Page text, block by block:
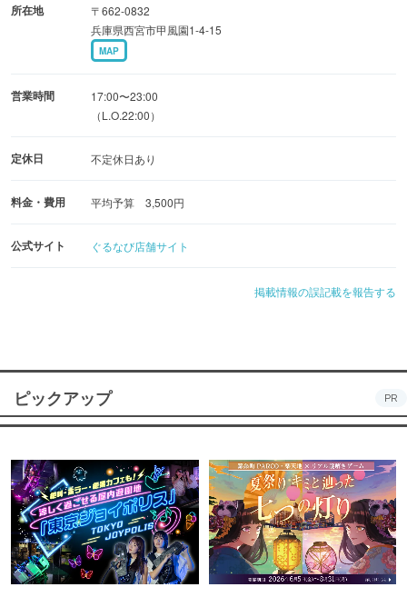
●鳥半宴会コース
鳥半の魅力を集めたフルコース！
［お料理のみ］［2時間飲み放題付き］など利用シーンに
合わせてお選びください。
しっとりとした雰囲気の隠れ家的な店。
選べる半個室、テーブル席、をご用意しております。
所在地
〒662-0832
兵庫県西宮市甲風園1-4-15
MAP
営業時間
17:00〜23:00
（L.O.22:00）
定休日 不定休日あり
料金・費用 平均予算 3,500円
公式サイト ぐるなび店舗サイト
掲載情報の誤記載を報告する
ピックアップ PR